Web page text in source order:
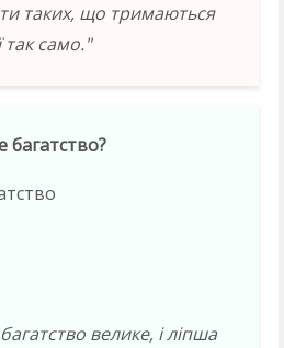
таких, що тримаються
так само."
велике, і ліпша